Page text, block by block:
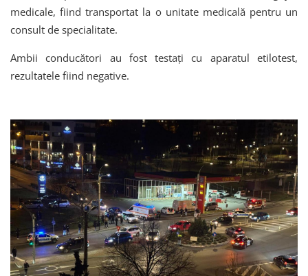
medicale, fiind transportat la o unitate medicală pentru un
consult de specialitate.
Ambii conducători au fost testați cu aparatul etilotest,
rezultatele fiind negative.